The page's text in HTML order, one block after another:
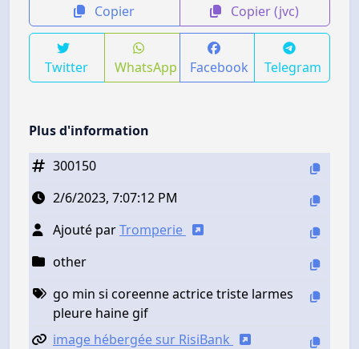
Copier Copier (jvc)
Twitter WhatsApp Facebook Telegram
Plus d'information
300150
2/6/2023, 7:07:12 PM
Ajouté parTromperie
other
go min si coreenne actrice triste larmes
pleure haine gif
image hébergée sur RisiBank